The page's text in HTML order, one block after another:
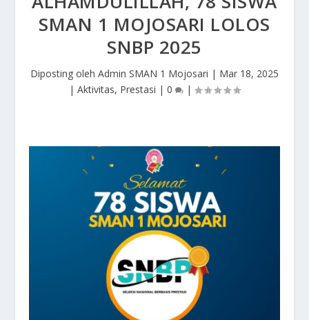
SMAN 1 MOJOSARI LOLOS
SNBP 2025
Diposting oleh Admin SMAN 1 Mojosari | Mar 18, 2025
| Aktivitas, Prestasi | 0 |